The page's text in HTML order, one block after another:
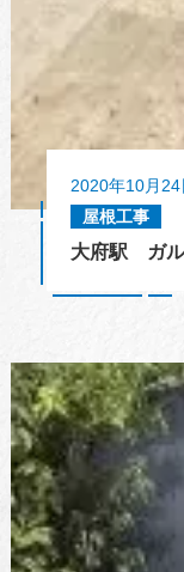
2020年10月24
屋根工事
大府駅 ガル